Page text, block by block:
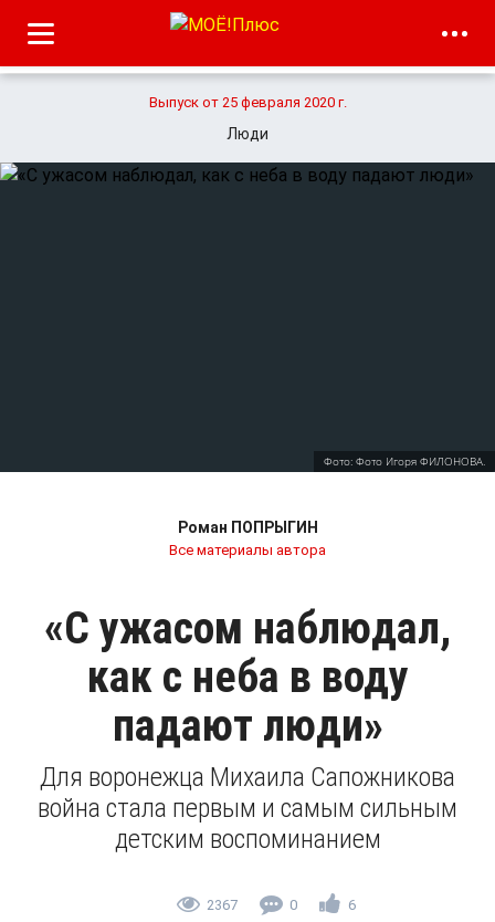
Выпуск от 25 февраля 2020 г.
Люди
Фото: Фото Игоря ФИЛОНОВА.
Роман ПОПРЫГИН
Все материалы автора
«С ужасом наблюдал,
как с неба в воду
падают люди»
Для воронежца Михаила Сапожникова
война стала первым и самым сильным
детским воспоминанием
2367 0 6